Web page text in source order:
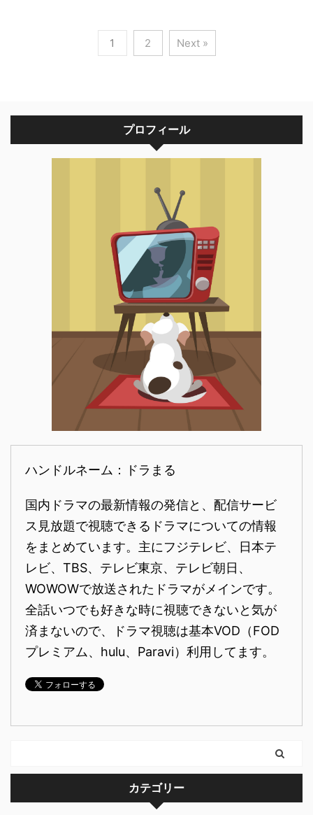
1 2 Next »
プロフィール
ハンドルネーム：ドラまる
国内ドラマの最新情報の発信と、配信サービ
ス見放題で視聴できるドラマについての情報
をまとめています。主にフジテレビ、日本テ
レビ、TBS、テレビ東京、テレビ朝日、
WOWOWで放送されたドラマがメインです。
全話いつでも好きな時に視聴できないと気が
済まないので、ドラマ視聴は基本VOD（FOD
プレミアム、hulu、Paravi）利用してます。
カテゴリー